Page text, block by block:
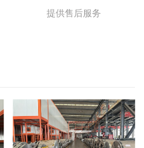
提供售后服务